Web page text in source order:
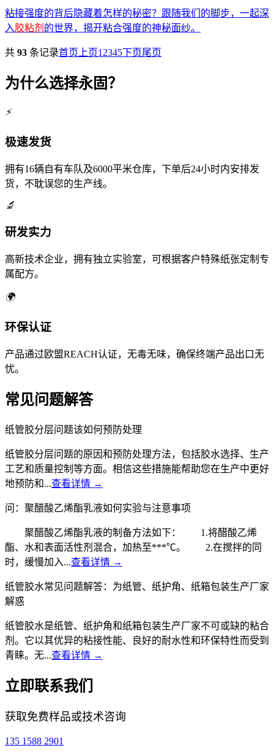
粘接强度的背后隐藏着怎样的秘密？跟随我们的脚步，一起深
入胶粘剂 的世界，揭开粘合强度的神秘面纱。
共 93 条记录首页 上页1 2345下页尾页
为什么选择永固？
⚡
极速发货
拥有16辆自有车队及6000平米仓库，下单后24小时内安排发
货，不耽误您的生产线。
🔬
研发实力
高新技术企业，拥有独立实验室，可根据客户特殊纸张定制专
属配方。
🌍
环保认证
产品通过欧盟REACH认证，无毒无味，确保终端产品出口无
忧。
常见问题解答
纸管胶分层问题该如何预防处理
纸管胶分层问题的原因和预防处理方法，包括胶水选择、生产
工艺和质量控制等方面。相信这些措施能帮助您在生产中更好
地预防和...查看详情 →
问：聚醋酸乙烯酯乳液如何实验与注意事项
聚醋酸乙烯酯乳液的制备方法如下： 1.将醋酸乙烯
酯、水和表面活性剂混合，加热至***℃。 2.在搅拌的同
时，缓慢加入...查看详情 →
纸管胶水常见问题解答：为纸管、纸护角、纸箱包装生产厂家
解惑
纸管胶水是纸管、纸护角和纸箱包装生产厂家不可或缺的粘合
剂。它以其优异的粘接性能、良好的耐水性和环保特性而受到
青睐。无...查看详情 →
立即联系我们
获取免费样品或技术咨询
135 1588 2901